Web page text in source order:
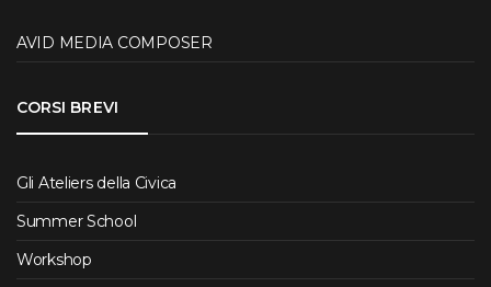
AVID MEDIA COMPOSER
CORSI BREVI
Gli Ateliers della Civica
Summer School
Workshop